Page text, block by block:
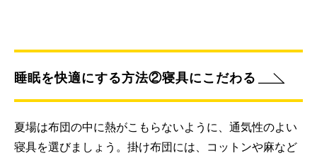
睡眠を快適にする方法②寝具にこだわる
夏場は布団の中に熱がこもらないように、通気性のよい
寝具を選びましょう。掛け布団には、コットンや麻など